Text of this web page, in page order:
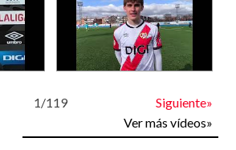
1/119 Siguiente»
Ver más vídeos»